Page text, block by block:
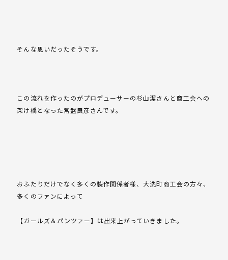
そんな思いだったそうです。
この流れを作ったのがプロデューサーの杉山潔さんと商工会への
架け橋となった常盤良彦さんです。
おふたりだけでなく多くの製作関係者様、大洗町商工会の方々、
多くのファンによって
【ガールズ＆パンツァー】は出来上がっていきました。